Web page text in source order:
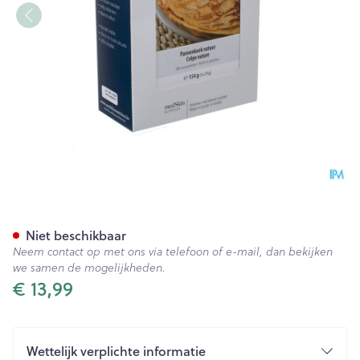
€ 13,99
Niet beschikbaar
Neem contact op met ons via telefoon of e-mail, dan bekijken
we samen de mogelijkheden.
Wettelijk verplichte informatie